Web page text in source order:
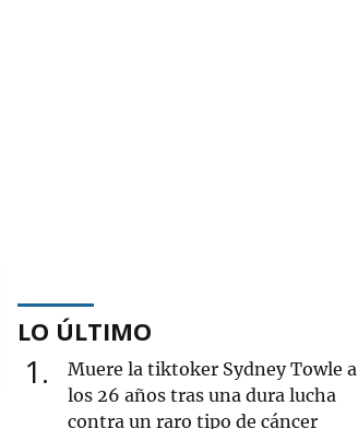
LO ÚLTIMO
1
Muere la tiktoker Sydney Towle a
los 26 años tras una dura lucha
contra un raro tipo de cáncer